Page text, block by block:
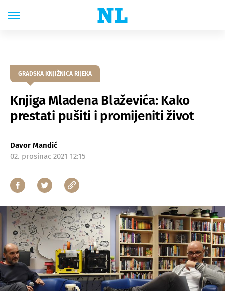
GRADSKA KNJIŽNICA RIJEKA
Knjiga Mladena Blaževića: Kako
prestati pušiti i promijeniti život
Davor Mandić
02. prosinac 2021 12:15